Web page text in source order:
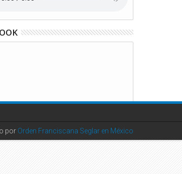
por Orden Franciscana Seglar en México